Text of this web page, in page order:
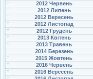
2012 Червень
2012 Липень
2012 Вересень
2012 Листопад
2012 Грудень
2013 Квітень
2013 Травень
2014 Березень
2015 Жовтень
2016 Червень
2016 Вересень